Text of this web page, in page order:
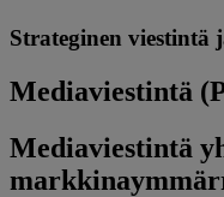
Strateginen viestintä
Mediaviestintä
Mediaviestintä